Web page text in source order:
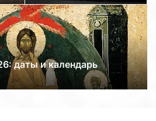
кто все начинал
даты и календарь